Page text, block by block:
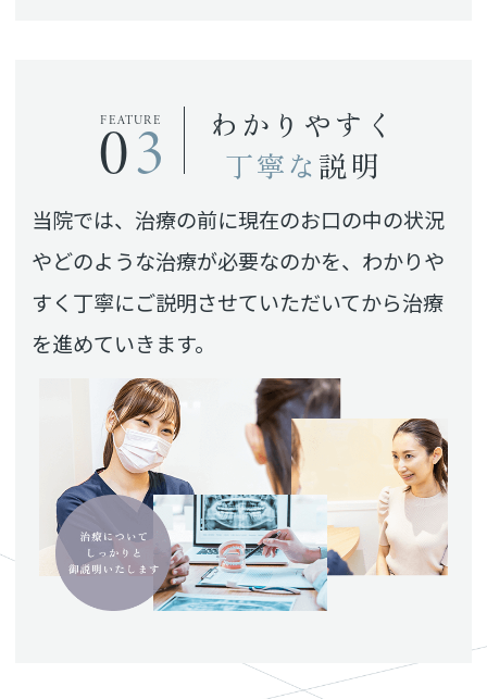
FEATURE
03
わかりやすく
丁寧な説明
当院では、治療の前に現在のお口の中の状況
やどのような治療が必要なのかを、わかりや
すく丁寧にご説明させていただいてから治療
を進めていきます。